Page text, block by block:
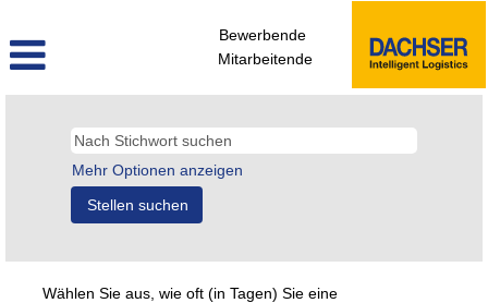
Bewerbende
Mitarbeitende
Mehr Optionen anzeigen
Wählen Sie aus, wie oft (in Tagen) Sie eine